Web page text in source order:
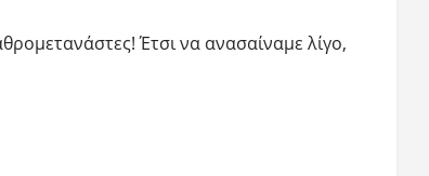
Έτσι να ανασαίναμε λίγο,